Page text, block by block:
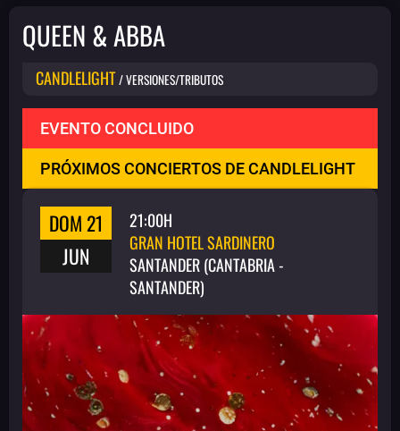
QUEEN & ABBA
CANDLELIGHT / VERSIONES/TRIBUTOS
EVENTO CONCLUIDO
PRÓXIMOS CONCIERTOS DE CANDLELIGHT
DOM 21
JUN
21:00H
GRAN HOTEL SARDINERO
SANTANDER (CANTABRIA -
SANTANDER)